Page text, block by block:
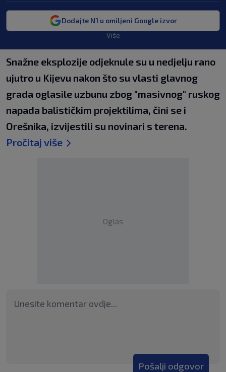
Dodajte N1 u omiljeni Google izvor
Više
Snažne eksplozije odjeknule su u nedjelju rano
ujutro u Kijevu nakon što su vlasti glavnog
grada oglasile uzbunu zbog "masivnog" ruskog
napada balističkim projektilima, čini se i
Orešnika, izvijestili su novinari s terena.
Pročitaj više
Oglas
Pošalji odgovor